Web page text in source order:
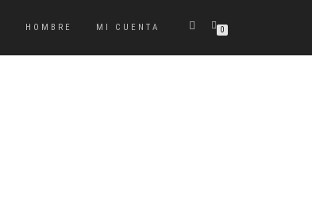
HOMBRE MI CUENTA 0